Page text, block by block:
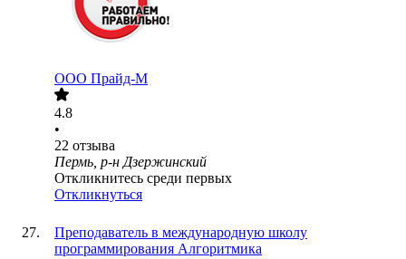
ООО Прайд-М
4.8
•
22 отзыва
Пермь, р-н Дзержинский
Откликнитесь среди первых
Откликнуться
Преподаватель в международную школу
программирования Алгоритмика